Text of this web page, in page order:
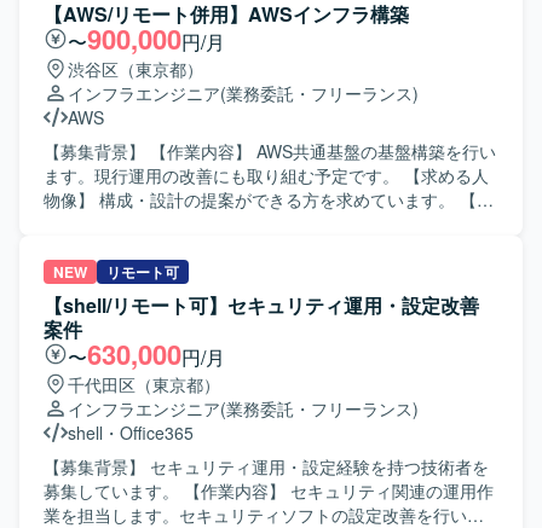
ムの生産性向上や開発効率の改善を目的として、SRE領域
を中心とした基盤の設計・構築・改善に携わっていただき
ます。業務では要件を満たすためにOSSを積極的に活用し
ており、各種OSSの調査・検証から導入、運用改善まで幅
広く担当していただきます。 【求める人物像】 新しい技術
やOSSに興味を持ち、自ら主体的に調査・検証を進められ
る方を求めています。 【ポジションの魅力】 オンプレミス
およびGCP、AWSといったマルチクラウド環境上で、
DockerやKubernetes、OpenShift、Anthos、K3sなどコンテ
Rancher、VaultなどのOSSを活用しながら、SREやプラッ
トフォームエンジニアリングの知見を深めることができま
す。 【開発環境】 インフラ基盤：オンプレミス、GCP、
AWS コンテナ：Docker、Kubernetes、OpenShift、
Anthos、K3s OS：Linux バージョン管理：GitLab 使用技
術：VictoriaMetrics、Grafana、Backstage、Rancher、
Vaultなどを利用しています。
【AWS/リモート併用】AWSインフラ構築
〜900,000円/月
渋谷区（東京都）
インフラエンジニア(業務委託・フリーランス)
AWS
【募集背景】 【作業内容】 AWS共通基盤の基盤構築を行い
ます。現行運用の改善にも取り組む予定です。 【求める人
物像】 構成・設計の提案ができる方を求めています。 【ポ
CloudFormation、Terraform、IAM、WAF、Security Hub、
Amazon GuardDuty、CloudWatchを使用します。
NEW リモート可
【shell/リモート可】セキュリティ運用・設定改善
案件
〜630,000円/月
千代田区（東京都）
インフラエンジニア(業務委託・フリーランス)
shell ・ Office365
【募集背景】 セキュリティ運用・設定経験を持つ技術者を
募集しています。 【作業内容】 セキュリティ関連の運用作
業を担当します。セキュリティソフトの設定改善を行いま